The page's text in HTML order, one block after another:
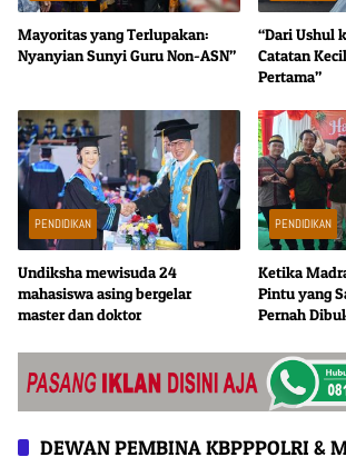
Mayoritas yang Terlupakan:
Nyanyian Sunyi Guru Non-ASN”
“Dari Ushul
Catatan
Pertama”
PENDIDIKAN
Undiksha mewisuda 24
mahasiswa asing bergelar
master dan doktor
PENDIDIKAN
Ketika
Pintu yang
Pernah
DEWAN PEMBINA KBPPPOLRI &